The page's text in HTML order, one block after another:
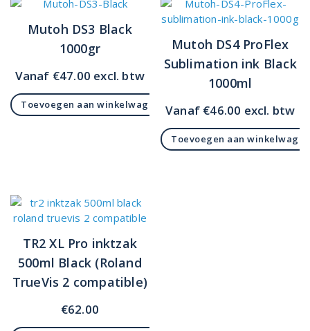
Mutoh DS3 Black
1000gr
Vanaf €47.00 excl. btw
Toevoegen aan winkelwagen
Mutoh DS4 ProFlex
Sublimation ink Black
1000ml
Vanaf €46.00 excl. btw
Toevoegen aan winkelwagen
TR2 XL Pro inktzak
500ml Black (Roland
TrueVis 2 compatible)
€62.00